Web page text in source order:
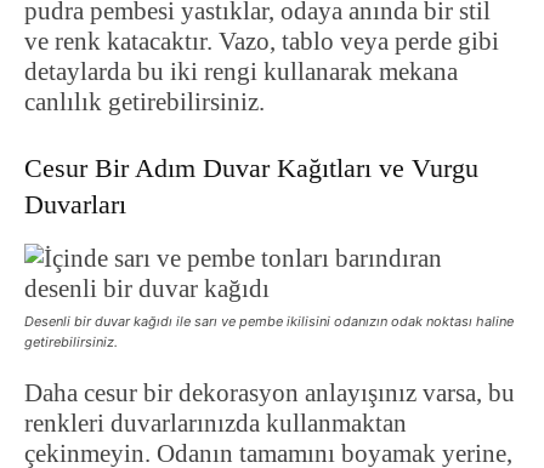
pudra pembesi yastıklar, odaya anında bir stil
ve renk katacaktır. Vazo, tablo veya perde gibi
detaylarda bu iki rengi kullanarak mekana
canlılık getirebilirsiniz.
Cesur Bir Adım Duvar Kağıtları ve Vurgu
Duvarları
Desenli bir duvar kağıdı ile sarı ve pembe ikilisini odanızın odak noktası haline
getirebilirsiniz.
Daha cesur bir dekorasyon anlayışınız varsa, bu
renkleri duvarlarınızda kullanmaktan
çekinmeyin. Odanın tamamını boyamak yerine,